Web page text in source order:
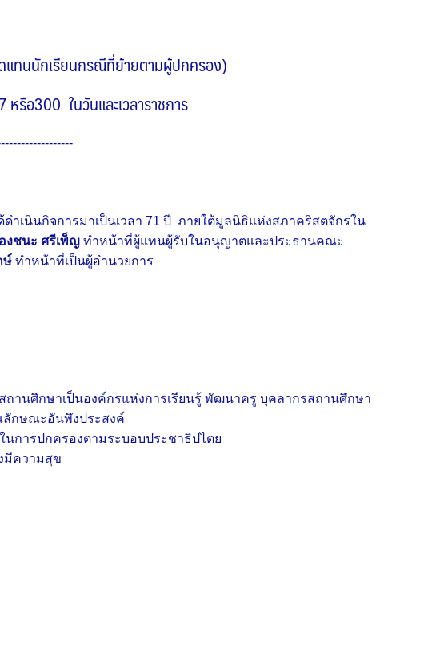
แทนนักเรียนกรณีที่ย้ายตามผู้ปกครอง)
รือ300 ในวันและเวลาราชการ
เนินกิจการมาเป็นเวลา 71 ปี ภายใต้มูลนิธิแห่งสภาคริสตจักรใน
งชนะ ศรีเพ็ญ ทำหน้าที่ผู้แทนผู้รับในอนุญาตและประธานคณะ
ษ์ ทำหน้าที่เป็นผู้อำนวยการ
ถานศึกษาเป็นองค์กรแห่งการเรียนรู้ พัฒนาครู บุคลากรสถานศึกษา
กษณะอันพึงประสงค์
การปกครองตามระบอบประชาธิปไตย
มีความสุข